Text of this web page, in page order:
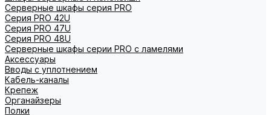
Серверные шкафы серия PRO
Серия PRO 42U
Серия PRO 47U
Серия PRO 48U
Серверные шкафы серии PRO с ламелями
Аксессуары
Вводы с уплотнением
Кабель-каналы
Крепеж
Органайзеры
Полки